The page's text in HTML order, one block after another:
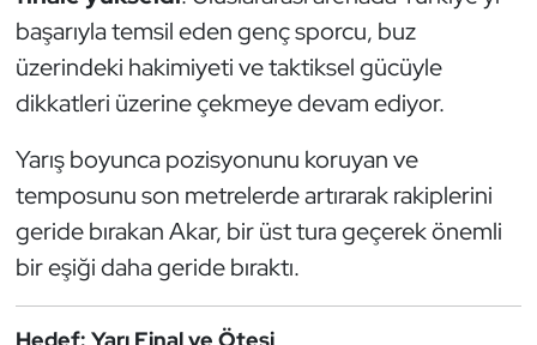
başarıyla temsil eden genç sporcu, buz
üzerindeki hakimiyeti ve taktiksel gücüyle
dikkatleri üzerine çekmeye devam ediyor.
Yarış boyunca pozisyonunu koruyan ve
temposunu son metrelerde artırarak rakiplerini
geride bırakan Akar, bir üst tura geçerek önemli
bir eşiği daha geride bıraktı.
Hedef: Yarı Final ve Ötesi
Futbol
Futsal
Golf
Halter